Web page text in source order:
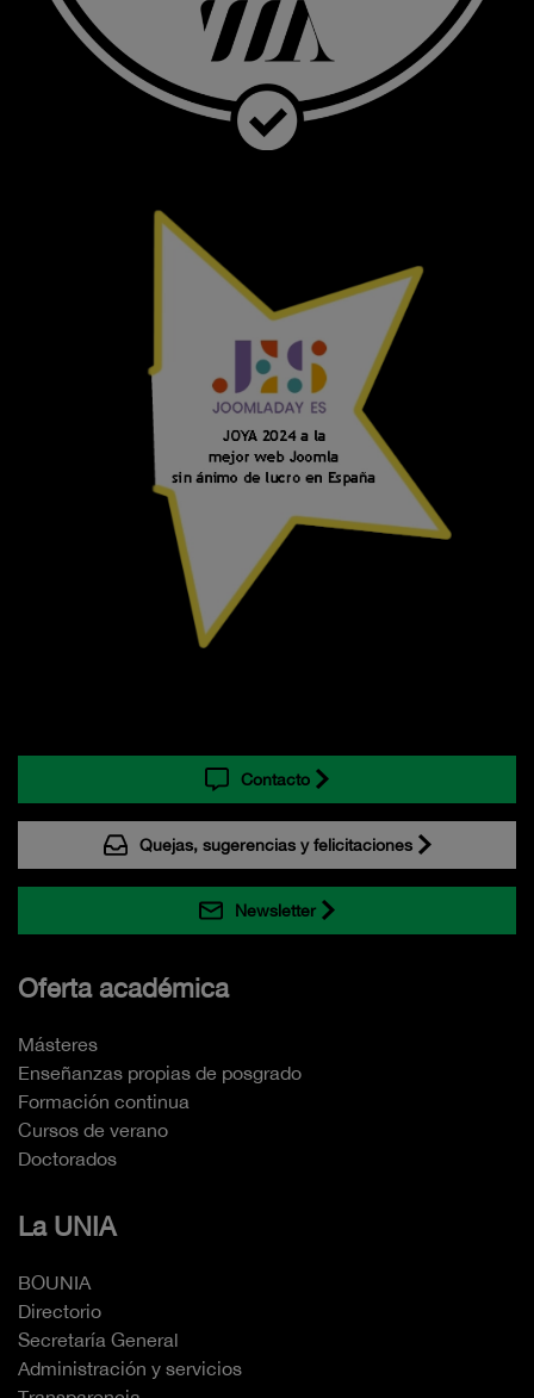
Contacto
Quejas, sugerencias y felicitaciones
Newsletter
Oferta académica
Másteres
Enseñanzas propias de posgrado
Formación continua
Cursos de verano
Doctorados
La UNIA
BOUNIA
Directorio
Secretaría General
Administración y servicios